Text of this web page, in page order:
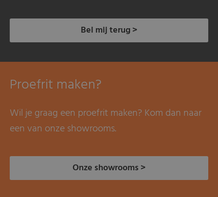
Bel mij terug >
Proefrit maken?
Wil je graag een proefrit maken? Kom dan naar
een van onze showrooms.
Onze showrooms >